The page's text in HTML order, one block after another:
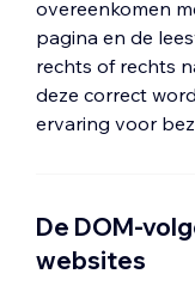
overeenkomen
pagina en de
rechts of rechts
deze correct
ervaring voor
De DOM-
websites